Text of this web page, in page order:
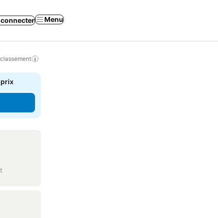
connecter Menu
prix